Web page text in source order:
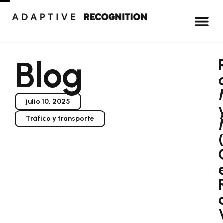
Blog
julio 10, 2025
Tráfico y transporte